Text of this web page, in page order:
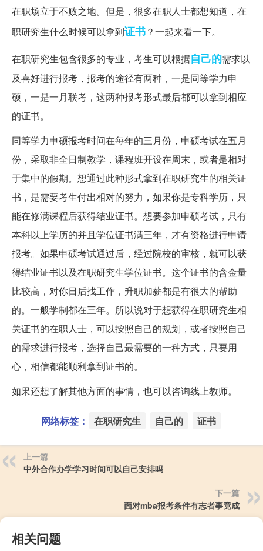
在职场立于不败之地。但是，很多在职人士都想知道，在
职研究生什么时候可以拿到证书？一起来看一下。
在职研究生包含很多的专业，考生可以根据自己的需求以
及喜好进行报考，报考的途径有两种，一是同等学力申
硕，一是一月联考，这两种报考形式最后都可以拿到相应
的证书。
同等学力申硕报考时间在每年的三月份，申硕考试在五月
份，采取非全日制教学，课程班开设在周末，或者是相对
于集中的假期。想通过此种形式拿到在职研究生的相关证
书，是需要考生付出相对的努力，如果你是专科学历，只
能在修满课程后获得结业证书。想要参加申硕考试，只有
本科以上学历的并且学位证书满三年，才有资格进行申请
报考。如果申硕考试通过后，经过院校的审核，就可以获
得结业证书以及在职研究生学位证书。这个证书的含金量
比较高，对你日后找工作，升职加薪都是有很大的帮助
的。一般学制都在三年。所以说对于想获得在职研究生相
关证书的在职人士，可以按照自己的规划，或者按照自己
的需求进行报考，选择自己最需要的一种方式，只要用
心，相信都能顺利拿到证书的。
如果还想了解其他方面的事情，也可以咨询线上教师。
网络标签： 在职研究生 自己的 证书
上一篇
中外合作办学学习时间可以自己安排吗
下一篇
面对mba报考条件有志者事竟成
相关问题